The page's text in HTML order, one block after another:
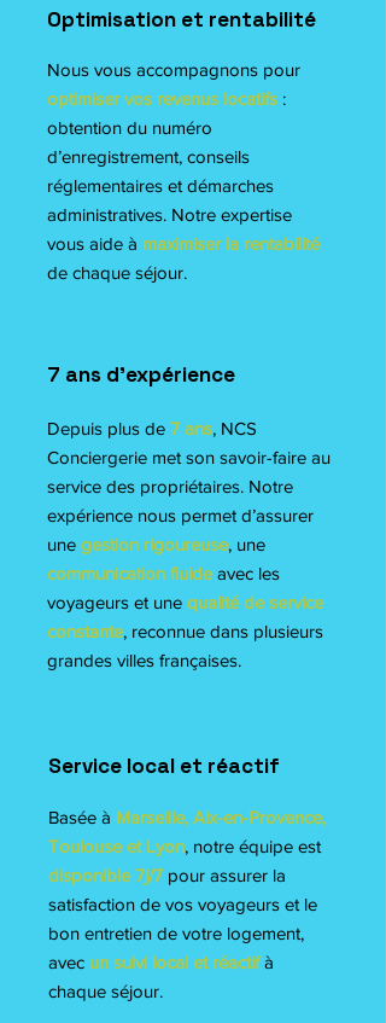
Optimisation et rentabilité
Nous vous accompagnons pour
optimiser vos revenus locatifs :
obtention du numéro
d’enregistrement, conseils
réglementaires et démarches
administratives. Notre expertise
vous aide à maximiser la rentabilité
de chaque séjour.
7 ans d’expérience
Depuis plus de 7 ans, NCS
Conciergerie met son savoir-faire au
service des propriétaires. Notre
expérience nous permet d’assurer
une gestion rigoureuse, une
communication fluideavec les
voyageurs et une qualité de service
constante, reconnue dans plusieurs
grandes villes françaises.
Service local et réactif
Basée à Marseille, Aix-en-Provence,
Toulouse et Lyon, notre équipe est
disponible 7j/7 pour assurer la
satisfaction de vos voyageurs et le
bon entretien de votre logement,
avec un suivi local et réactifà
chaque séjour.